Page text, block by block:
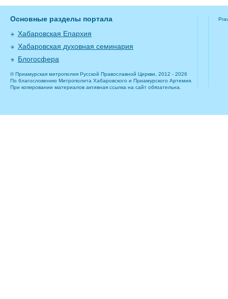
Основные разделы портала
Хабаровская Епархия
Хабаровская духовная семинария
Блогосфера
© Приамурская митрополия Русской Православной Церкви, 2012 - 2026
По благословению Митрополита Хабаровского и Приамурского Артемия.
При копировании материалов активная ссылка на сайт обязательна.